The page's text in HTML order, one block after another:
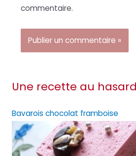
commentaire.
Une recette au hasard
Bavarois chocolat framboise